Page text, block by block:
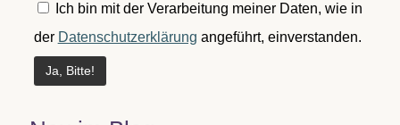
Ich bin mit der Verarbeitung meiner Daten, wie in
der Datenschutzerklärung angeführt, einverstanden.